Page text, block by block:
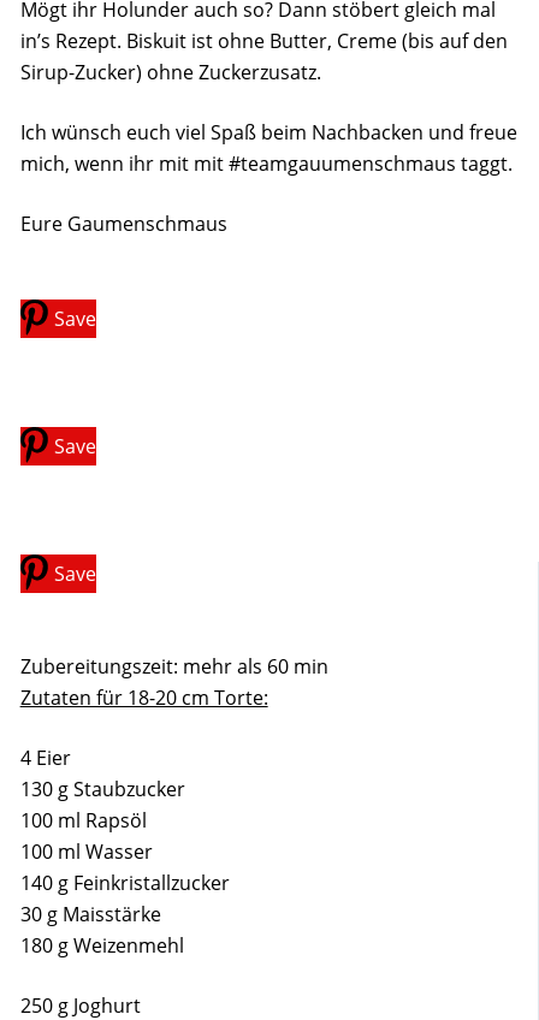
Mögt ihr Holunder auch so? Dann stöbert gleich mal
in’s Rezept. Biskuit ist ohne Butter, Creme (bis auf den
Sirup-Zucker) ohne Zuckerzusatz.
Ich wünsch euch viel Spaß beim Nachbacken und freue
mich, wenn ihr mit mit #teamgauumenschmaus taggt.
Eure Gaumenschmaus
Save
Save
Save
Zubereitungszeit: mehr als 60 min
Zutaten für 18-20 cm Torte:
4 Eier
130 g Staubzucker
100 ml Rapsöl
100 ml Wasser
140 g Feinkristallzucker
30 g Maisstärke
180 g Weizenmehl
250 g Joghurt